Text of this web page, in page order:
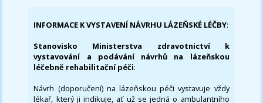
INFORMACE K VYSTAVENÍ NÁVRHU LÁZEŇSKÉ LÉČBY:
Stanovisko Ministerstva zdravotnictví k
vystavování a podávání návrhů na lázeňskou
léčebně rehabilitační péči:
Návrh (doporučení) na lázeňskou péči vystavuje vždy
lékař, který ji indikuje, ať už se jedná o ambulantního